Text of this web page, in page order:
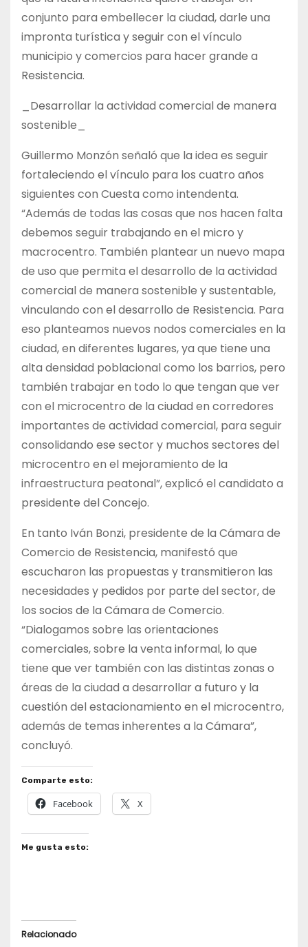
conjunto para embellecer la ciudad, darle una
impronta turística y seguir con el vínculo
municipio y comercios para hacer grande a
Resistencia.
_Desarrollar la actividad comercial de manera
sostenible_
Guillermo Monzón señaló que la idea es seguir
fortaleciendo el vínculo para los cuatro años
siguientes con Cuesta como intendenta.
“Además de todas las cosas que nos hacen falta
debemos seguir trabajando en el micro y
macrocentro. También plantear un nuevo mapa
de uso que permita el desarrollo de la actividad
comercial de manera sostenible y sustentable,
vinculando con el desarrollo de Resistencia. Para
eso planteamos nuevos nodos comerciales en la
ciudad, en diferentes lugares, ya que tiene una
alta densidad poblacional como los barrios, pero
también trabajar en todo lo que tengan que ver
con el microcentro de la ciudad en corredores
importantes de actividad comercial, para seguir
consolidando ese sector y muchos sectores del
microcentro en el mejoramiento de la
infraestructura peatonal”, explicó el candidato a
presidente del Concejo.
En tanto Iván Bonzi, presidente de la Cámara de
Comercio de Resistencia, manifestó que
escucharon las propuestas y transmitieron las
necesidades y pedidos por parte del sector, de
los socios de la Cámara de Comercio.
“Dialogamos sobre las orientaciones
comerciales, sobre la venta informal, lo que
tiene que ver también con las distintas zonas o
áreas de la ciudad a desarrollar a futuro y la
cuestión del estacionamiento en el microcentro,
además de temas inherentes a la Cámara”,
concluyó.
Comparte esto:
Facebook X
Me gusta esto:
Relacionado